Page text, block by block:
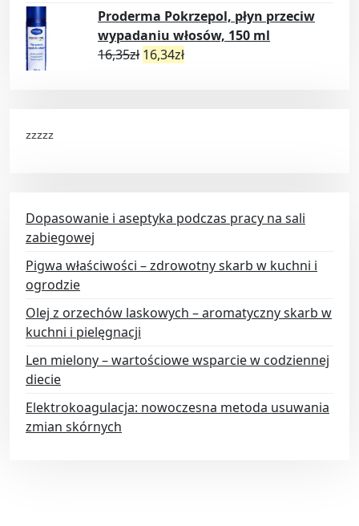
Proderma Pokrzepol, płyn przeciw
wypadaniu włosów, 150 ml
16,35zł 16,34zł
zzzzz
Dopasowanie i aseptyka podczas pracy na sali
zabiegowej
Pigwa właściwości – zdrowotny skarb w kuchni i
ogrodzie
Olej z orzechów laskowych – aromatyczny skarb w
kuchni i pielęgnacji
Len mielony – wartościowe wsparcie w codziennej
diecie
Elektrokoagulacja: nowoczesna metoda usuwania
zmian skórnych